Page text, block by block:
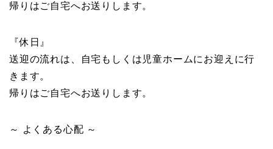
帰りはご自宅へお送りします。
『休日』
送迎の流れは、自宅もしくは児童ホームにお迎えに行
きます。
帰りはご自宅へお送りします。
～ よくある心配 ～